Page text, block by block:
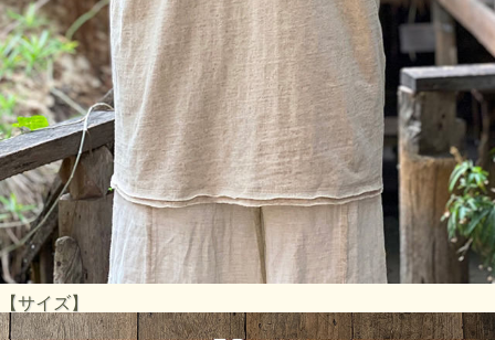
【サイズ】